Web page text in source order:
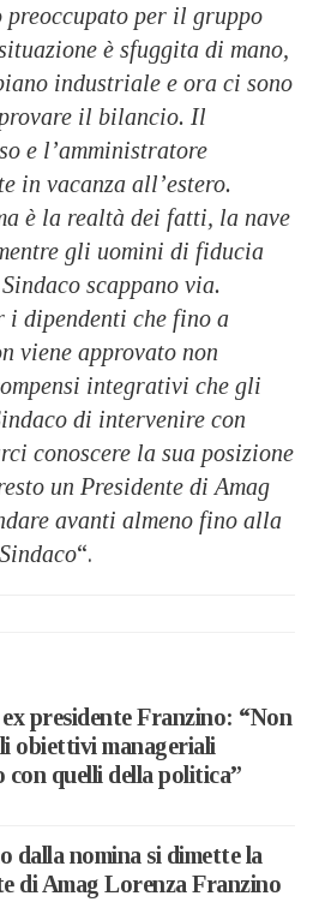
preoccupato per il gruppo
è sfuggita di mano,
industriale e ora ci sono
il bilancio. Il
e l’amministratore
in vacanza all’estero.
è la realtà dei fatti, la nave
gli uomini di fiducia
scappano via.
i dipendenti che fino a
viene approvato non
integrativi che gli
di intervenire con
conoscere la sua posizione
un Presidente di Amag
avanti almeno fino alla
“.
presidente Franzino: “Non
obiettivi manageriali
con quelli della politica”
dalla nomina si dimette la
di Amag Lorenza Franzino